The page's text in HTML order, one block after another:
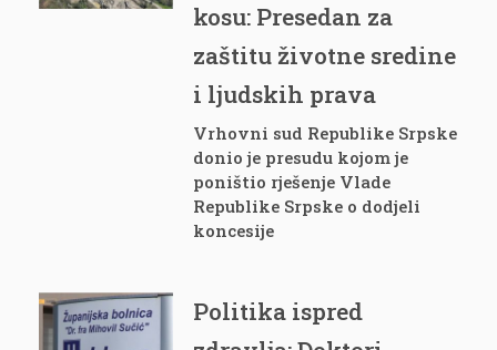
kosu: Presedan za
zaštitu životne sredine
i ljudskih prava
Vrhovni sud Republike Srpske
donio je presudu kojom je
poništio rješenje Vlade
Republike Srpske o dodjeli
koncesije
Politika ispred